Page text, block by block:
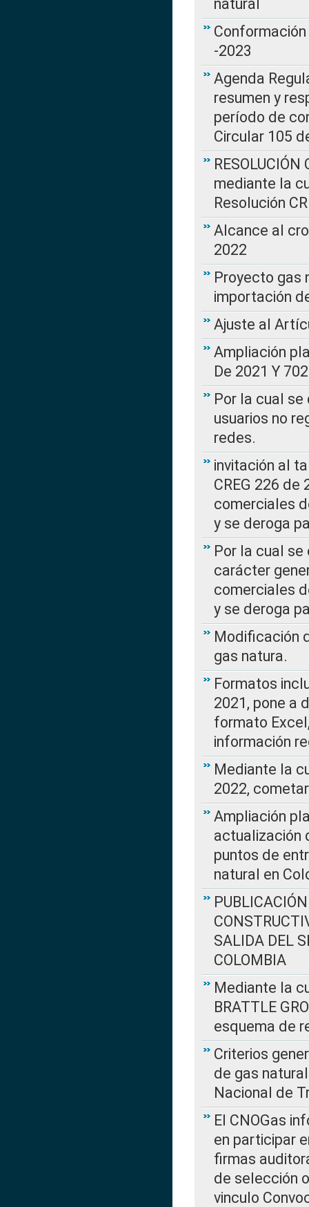
natural
-2023
Agenda
resumen y
período de
Circular 105
mediante la
Resolución
Alcance al
2022
Proyecto gas
importación
Ajuste al
Ampliación
De 2021 Y
Por la cual
usuarios no
redes.
invitación al
CREG 226
comerciales
y se deroga
Por la cual
carácter
comerciales
y se deroga
Modificación
gas natura.
Formatos
2021, pone a
formato
información
Mediante la
2022,
Ampliación
actualización
puntos de
natural en
SALIDA DEL
COLOMBIA
Mediante la
BRATTLE
esquema de
Criterios
de gas
Nacional de
El CNOGas
en participar
firmas
de selección
vinculo